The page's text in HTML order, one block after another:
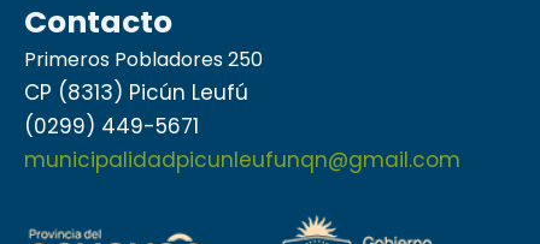
Contacto
Primeros Pobladores 250
CP (8313) Picún Leufú
(0299) 449-5671
municipalidadpicunleufunqn@gmail.com